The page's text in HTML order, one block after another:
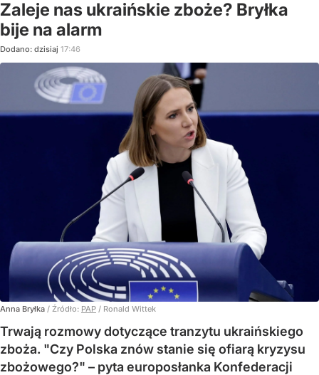
Zaleje nas ukraińskie zboże? Bryłka
bije na alarm
Dodano: dzisiaj 17:46
Anna Bryłka / Źródło: PAP / Ronald Wittek
Trwają rozmowy dotyczące tranzytu ukraińskiego
zboża. "Czy Polska znów stanie się ofiarą kryzysu
zbożowego?" – pyta europosłanka Konfederacji